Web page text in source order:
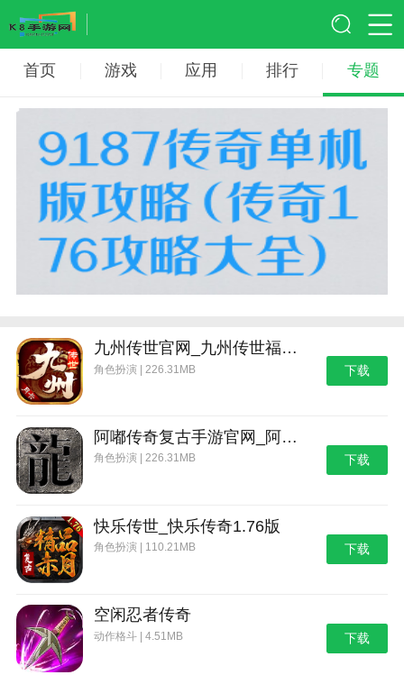
首页 游戏 应用 排行 专题
九州传世官网_九州传世福利传奇
角色扮演 | 226.31MB 下载
阿嘟传奇复古手游官网_阿嘟传奇复古手游
角色扮演 | 226.31MB 下载
快乐传世_快乐传奇1.76版
角色扮演 | 110.21MB 下载
空闲忍者传奇
动作格斗 | 4.51MB 下载